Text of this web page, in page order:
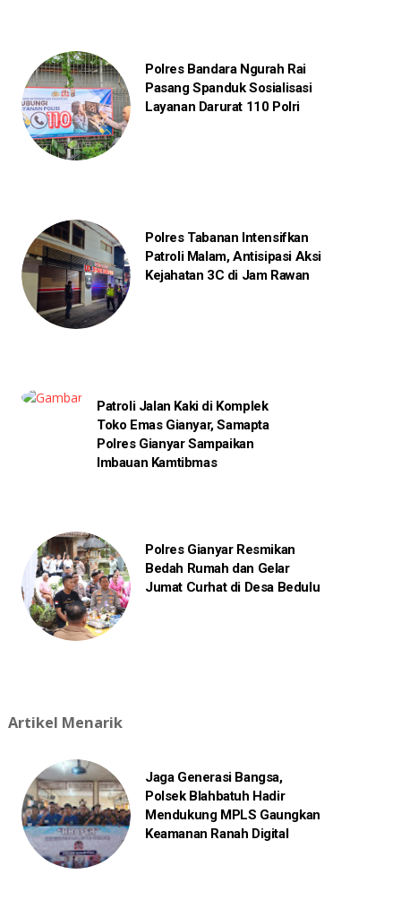
Polres Bandara Ngurah Rai
Pasang Spanduk Sosialisasi
Layanan Darurat 110 Polri
Polres Tabanan Intensifkan
Patroli Malam, Antisipasi Aksi
Kejahatan 3C di Jam Rawan
Patroli Jalan Kaki di Komplek
Toko Emas Gianyar, Samapta
Polres Gianyar Sampaikan
Imbauan Kamtibmas
Polres Gianyar Resmikan
Bedah Rumah dan Gelar
Jumat Curhat di Desa Bedulu
Artikel Menarik
Jaga Generasi Bangsa,
Polsek Blahbatuh Hadir
Mendukung MPLS Gaungkan
Keamanan Ranah Digital